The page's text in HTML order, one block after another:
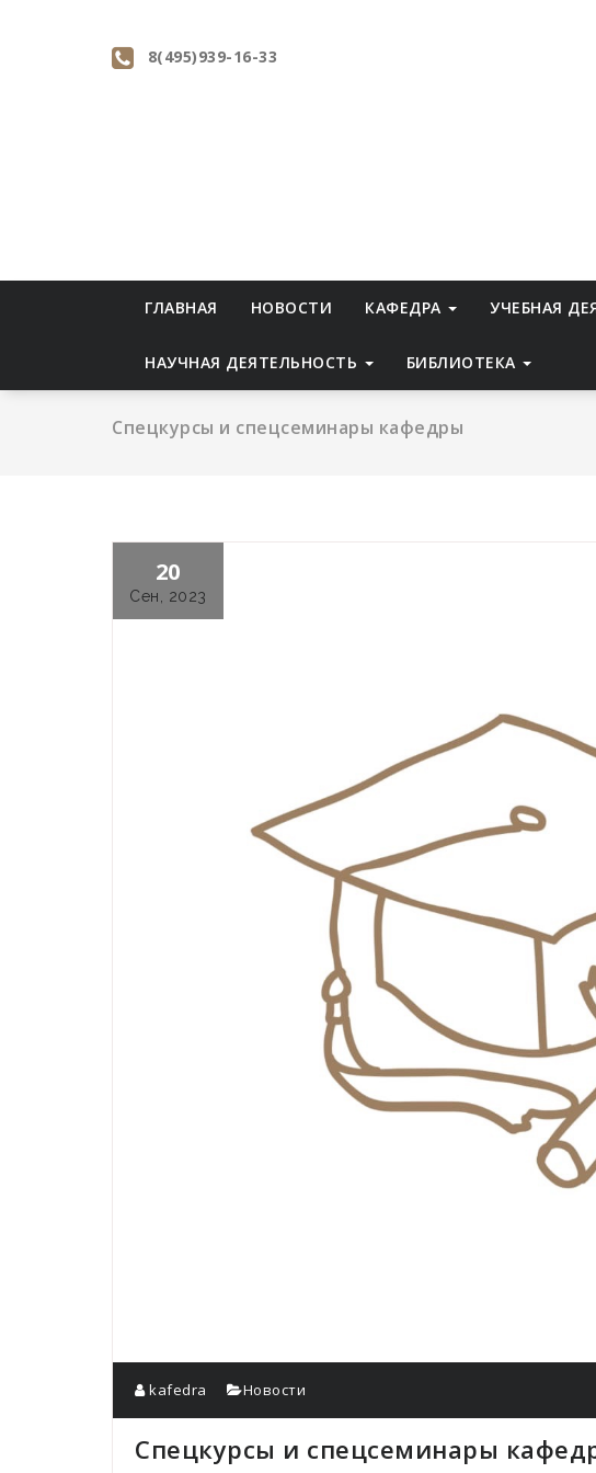
8(495)939-16-33
ГЛАВНАЯ НОВОСТИ КАФЕДРА УЧЕБНАЯ
НАУЧНАЯ ДЕЯТЕЛЬНОСТЬ БИБЛИОТЕКА
Спецкурсы и спецсеминары кафедры
20
Сен, 2023
kafedra Новости
Спецкурсы и спецсеминары